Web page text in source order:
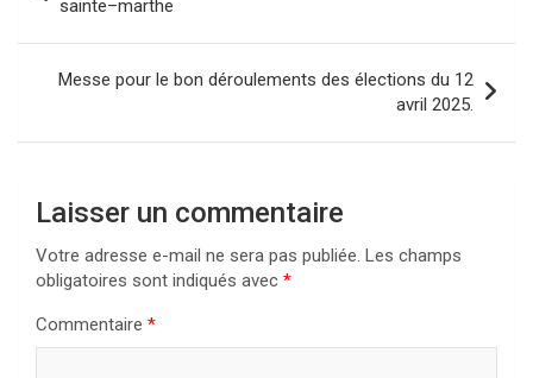
l’article
sainte–marthe
Messe pour le bon déroulements des élections du 12
avril 2025.
Laisser un commentaire
Votre adresse e-mail ne sera pas publiée. Les champs
obligatoires sont indiqués avec *
Commentaire *